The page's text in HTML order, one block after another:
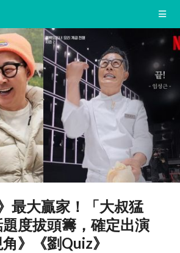
最大贏家！「大叔猛
度拔頭籌，確定出演
》《劉Quiz》